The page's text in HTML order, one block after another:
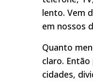
lento. Vem
em nossos
Quanto
claro.
cidades,